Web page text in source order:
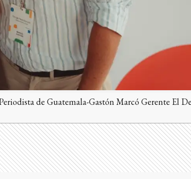
de Guatemala-Gastón Marcó Gerente El